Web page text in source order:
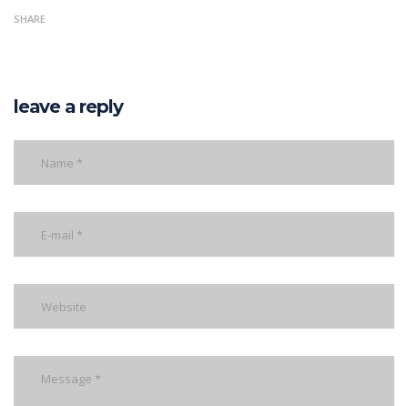
SHARE
leave a reply